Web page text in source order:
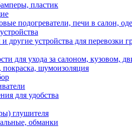
пластик
подогреватели, печи в салон,
другие устройства для перевозки
для ухода за салоном, кузовом,
шумоизоляция
для удобства
глушителя
обманки